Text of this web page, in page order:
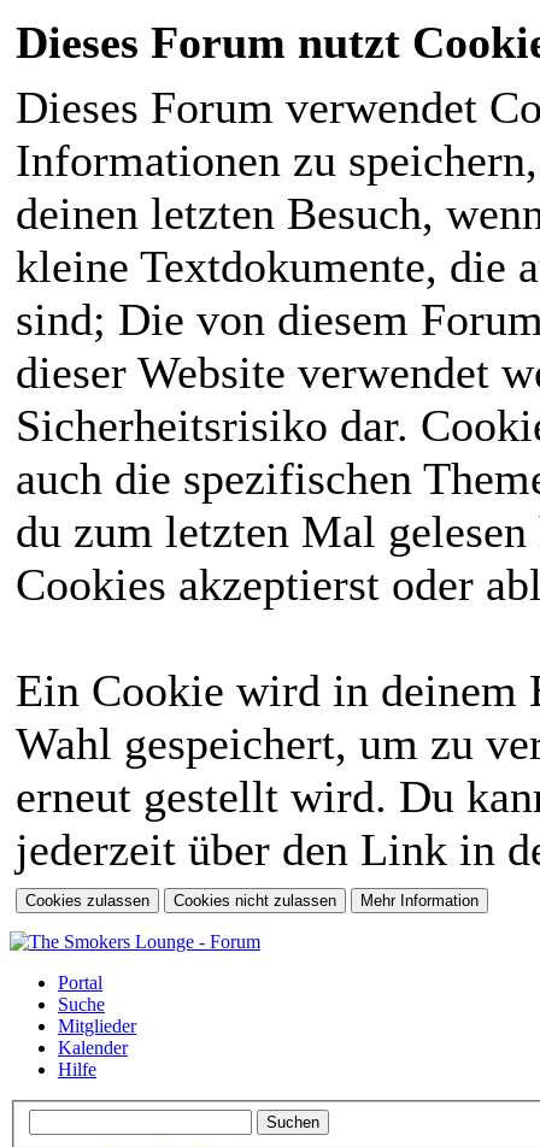
Dieses Forum nutzt
Dieses Forum verwendet
Informationen zu
deinen letzten Besuch,
kleine Textdokumente, die
sind; Die von diesem
dieser Website verwendet
Sicherheitsrisiko dar.
auch die spezifischen
du zum letzten Mal
Cookies akzeptierst oder
Ein Cookie wird in deinem
Wahl gespeichert, um zu
erneut gestellt wird. Du
jederzeit über den Link in
Portal
Suche
Mitglieder
Kalender
Hilfe